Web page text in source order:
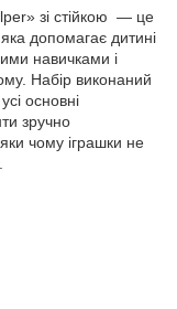
зі стійкою — це
допомагає дитині
навичками і
Набір виконаний
основні
зручно
чому іграшки не